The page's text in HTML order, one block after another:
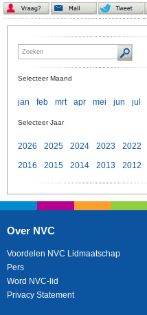
Selecteer Maand
jan feb mrt apr mei jun jul
Selecteer Jaar
2026 2025 2024 2023 2022
2016
2015 2014 2013 2012
Over NVC
Voordelen NVC Lidmaatschap
Pers
Word NVC-lid
Privacy Statement